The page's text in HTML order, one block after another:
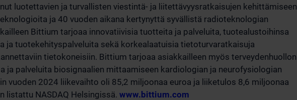
luotettavien ja turvallisten viestintä- ja liitettävyysratkaisujen kehittämiseen
ja 40 vuoden aikana kertynyttä syvällistä radioteknologian
Bittium tarjoaa innovatiivisia tuotteita ja palveluita, tuotealustoihinsa
ja tuotekehityspalveluita sekä korkealaatuisia tietoturvaratkaisuja
tietokoneisiin. Bittium tarjoaa asiakkailleen myös terveydenhuollon
ja palveluita biosignaalien mittaamiseen kardiologian ja neurofysiologian
vuoden 2024 liikevaihto oli 85,2 miljoonaa euroa ja liiketulos 8,6 miljoonaa
listattu NASDAQ Helsingissä. www.bittium.com